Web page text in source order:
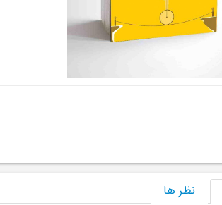
نظر ها